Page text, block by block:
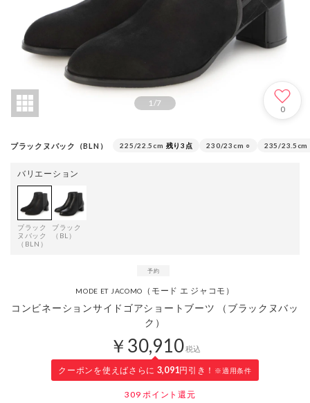
1/7
0
ブラックヌバック（BLN） 225/22.5cm 残り3点 230/23cm ○ 235/23.5cm
バリエーション
ブラック
ヌバック
（BLN）
ブラック
（BL）
MODE ET JACOMO （モード エ ジャコモ）
コンビネーションサイドゴアショートブーツ （ブラックヌバッ
ク）
￥30,910税込
クーポンを使えばさらに 3,091円引き！ ※適用条件
309 ポイント還元